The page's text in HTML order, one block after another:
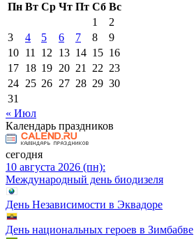
Пн Вт Ср Чт Пт Сб Вс
1
2
3
4 5 6 7 8
9
10 11 12 13 14 15 16
17 18 19 20 21 22 23
24 25 26 27 28 29 30
31
« Июл
Календарь праздников
сегодня
10 августа 2026 (пн):
Международный день биодизеля
День Независимости в Эквадоре
День национальных героев в Зимбабве